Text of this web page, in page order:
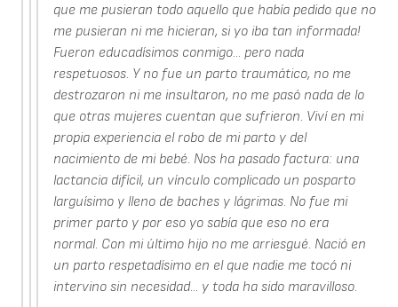
que me pusieran todo aquello que había pedido que no
me pusieran ni me hicieran, si yo iba tan informada!
Fueron educadísimos conmigo... pero nada
respetuosos. Y no fue un parto traumático, no me
destrozaron ni me insultaron, no me pasó nada de lo
que otras mujeres cuentan que sufrieron. Viví en mi
propia experiencia el robo de mi parto y del
nacimiento de mi bebé. Nos ha pasado factura: una
lactancia difícil, un vínculo complicado un posparto
larguísimo y lleno de baches y lágrimas. No fue mi
primer parto y por eso yo sabía que eso no era
normal. Con mi último hijo no me arriesgué. Nació en
un parto respetadísimo en el que nadie me tocó ni
intervino sin necesidad... y toda ha sido maravilloso.